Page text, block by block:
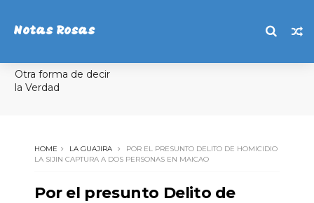
Notas Rosas
Otra forma de decir
la Verdad
HOME LA GUAJIRA
POR EL PRESUNTO DELITO DE HOMICIDIO
LA SIJIN CAPTURA A DOS PERSONAS EN MAICAO
Por el presunto Delito de